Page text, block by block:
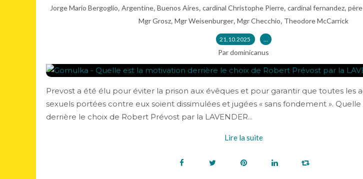
Jorge Mario Bergoglio, Argentine, Buenos Aires, cardinal Christophe Pierre, cardinal fernandez,
Mgr Grosz, Mgr Weisenburger, Mgr Checchio, Theodore McCarrick
21.10.2025 …
Par dominicanus
Prevost a été élu pour éviter la prison aux évêques et pour garantir que toutes les
sexuels portées contre eux soient dissimulées et jugées « sans fondement ».
derrière le choix de Robert Prévost par la LAVENDER...
Lire la suite